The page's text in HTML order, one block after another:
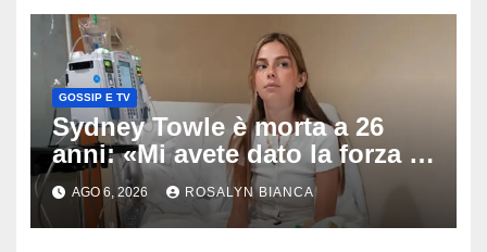
GOSSIP E TV
Sydney Towle è morta a 26
anni: «Mi avete dato la forza di
andare avanti», l’ultimo
messaggio dell’influencer
commuove i fan
AGO 6, 2026 ROSALYN BIANCA